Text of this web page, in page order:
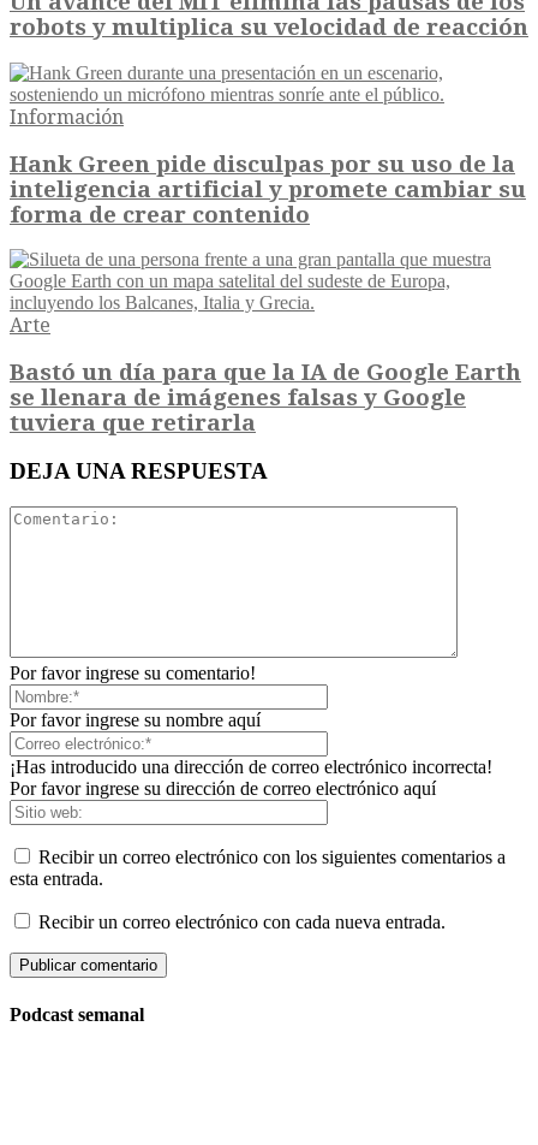
robots y multiplica su velocidad de reacción
Información
Hank Green pide disculpas por su uso de la
inteligencia artificial y promete cambiar su
forma de crear contenido
Arte
Bastó un día para que la IA de Google Earth
se llenara de imágenes falsas y Google
tuviera que retirarla
DEJA UNA RESPUESTA
Por favor ingrese su comentario!
Por favor ingrese su nombre aquí
¡Has introducido una dirección de correo electrónico incorrecta!
Por favor ingrese su dirección de correo electrónico aquí
Recibir un correo electrónico con los siguientes comentarios a
esta entrada.
Recibir un correo electrónico con cada nueva entrada.
Podcast semanal